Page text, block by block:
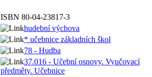
ISBN 80-04-23817-3
hudební výchova
* učebnice základních škol
78 - Hudba
37.016 - Učební osnovy. Vyučovací
předměty. Učebnice